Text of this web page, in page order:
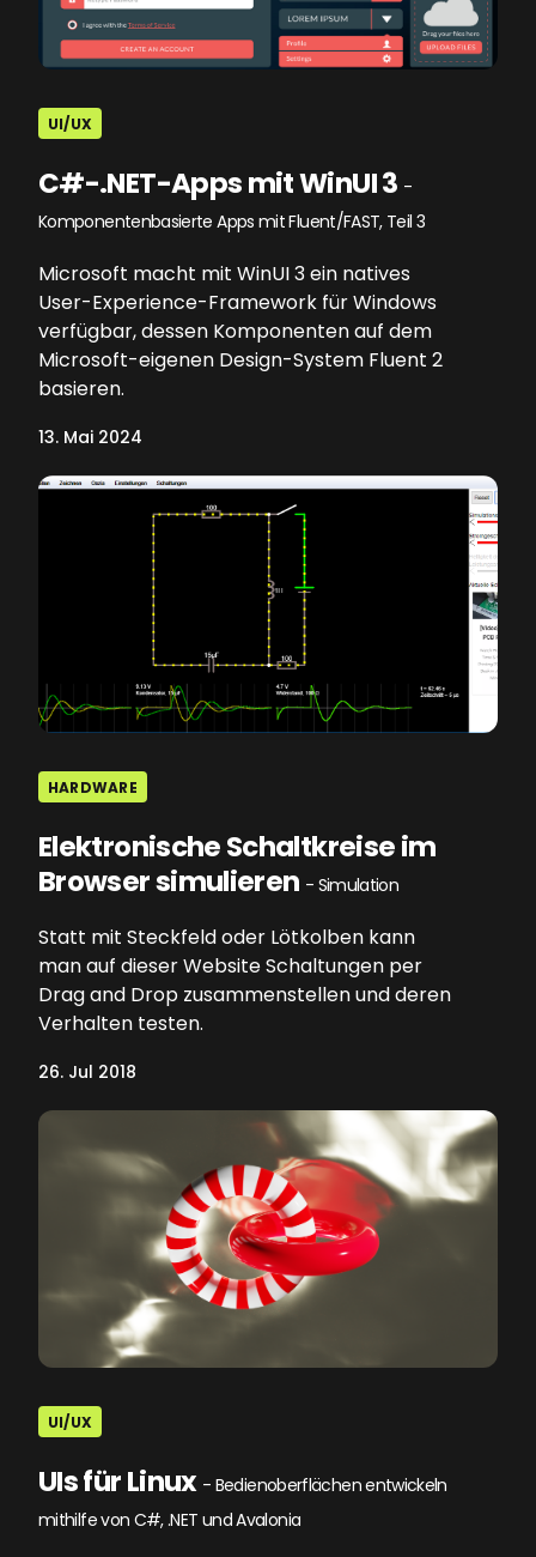
UI/UX
C#-.NET-Apps mit WinUI 3 -
Komponentenbasierte Apps mit Fluent/FAST, Teil 3
Microsoft macht mit WinUI 3 ein natives
User-Experience-Framework für Windows
verfügbar, dessen Komponenten auf dem
Microsoft-eigenen Design-System Fluent 2
basieren.
13. Mai 2024
HARDWARE
Elektronische Schaltkreise im
Browser simulieren - Simulation
Statt mit Steckfeld oder Lötkolben kann
man auf dieser Website Schaltungen per
Drag and Drop zusammenstellen und deren
Verhalten testen.
26. Jul 2018
UI/UX
UIs für Linux - Bedienoberflächen entwickeln
mithilfe von C#, .NET und Avalonia